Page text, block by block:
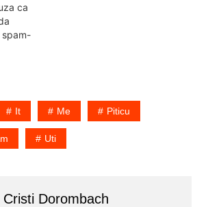
ca
si
iti…
It Me Piticu
Uti
Cristi Dorombach